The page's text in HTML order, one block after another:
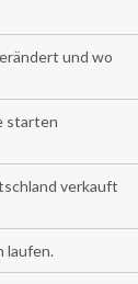
und wo
starten
verkauft
laufen.